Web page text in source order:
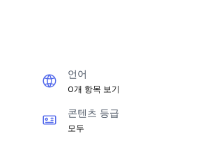
언어
0개 항목 보기
콘텐츠 등급
모두